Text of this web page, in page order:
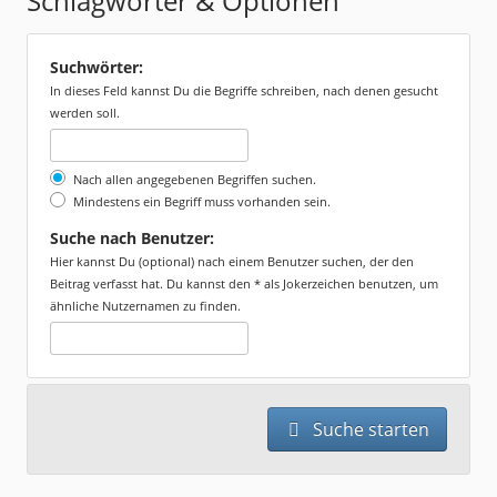
Suchwörter:
In dieses Feld kannst Du die Begriffe schreiben, nach denen gesucht
werden soll.
Nach allen angegebenen Begriffen suchen.
Mindestens ein Begriff muss vorhanden sein.
Suche nach Benutzer:
Hier kannst Du (optional) nach einem Benutzer suchen, der den
Beitrag verfasst hat. Du kannst den * als Jokerzeichen benutzen, um
ähnliche Nutzernamen zu finden.
Suche starten